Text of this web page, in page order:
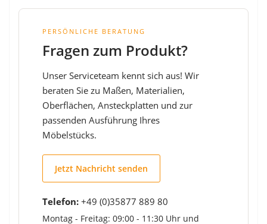
PERSÖNLICHE BERATUNG
Fragen zum Produkt?
Unser Serviceteam kennt sich aus! Wir
beraten Sie zu Maßen, Materialien,
Oberflächen, Ansteckplatten und zur
passenden Ausführung Ihres
Möbelstücks.
Jetzt Nachricht senden
Telefon: +49 (0)35877 889 80
Montag - Freitag: 09:00 - 11:30 Uhr und